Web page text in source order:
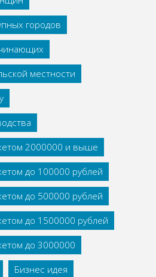
городов
местности
2000000 и выше
до 100000 рублей
до 500000 рублей
до 1500000 рублей
до 3000000
Бизнес идея